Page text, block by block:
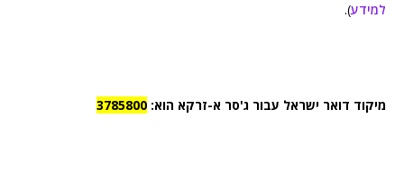
למידע).
מיקוד דואר ישראל עבור ג'סר א-זרקא הוא: 3785800